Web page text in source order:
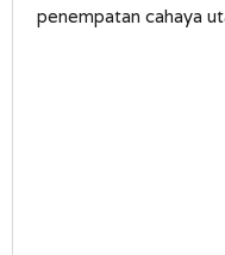
penempatan cahaya